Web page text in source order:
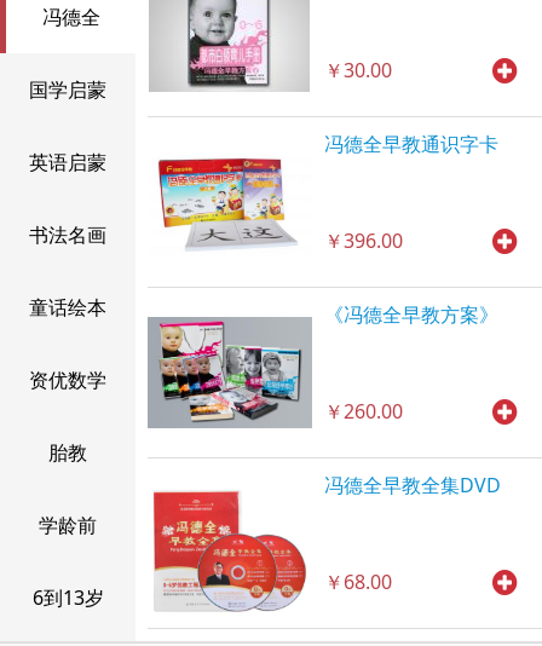
冯德全
国学启蒙
英语启蒙
书法名画
童话绘本
资优数学
胎教
学龄前
6到13岁
￥30.00
冯德全早教通识字卡
￥396.00
《冯德全早教方案》
￥260.00
冯德全早教全集DVD
￥68.00